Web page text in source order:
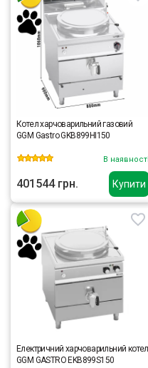
Купити
Котел харчоварильний газовий
GGM Gastro GKB899HI150
В наявності
401544 грн.
Електричний харчоварильний котел
GGM GASTRO EKB899S150